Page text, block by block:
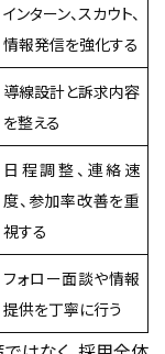
インターン、スカウト、
情報発信を強化する
導線設計と訴求内容
を整える
日程調整、連絡速
度、参加率改善を重
視する
フォロー面談や情報
提供を丁寧に行う